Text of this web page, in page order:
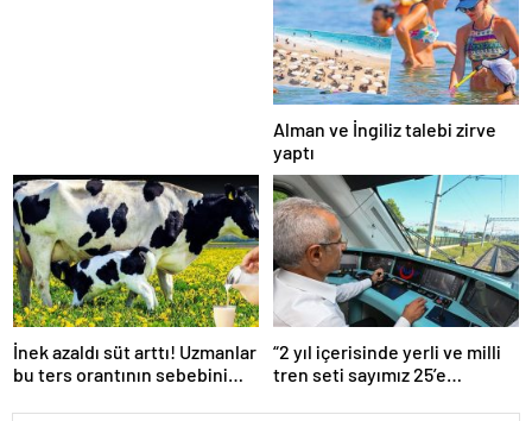
Alman ve İngiliz talebi zirve
yaptı
İnek azaldı süt arttı! Uzmanlar
bu ters orantının sebebini
“2 yıl içerisinde yerli ve milli
tren seti sayımız 25’e